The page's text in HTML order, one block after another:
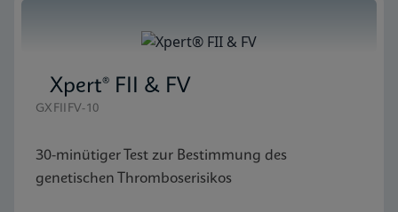
Xpert® FII & FV
GXFIIFV-10
30-minütiger Test zur Bestimmung des
genetischen Thromboserisikos